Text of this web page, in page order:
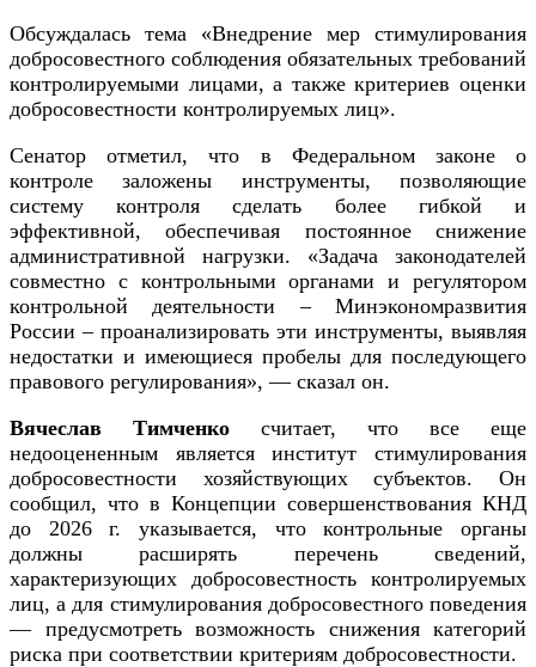
Обсуждалась тема «Внедрение мер стимулирования
добросовестного соблюдения обязательных требований
контролируемыми лицами, а также критериев оценки
добросовестности контролируемых лиц».
Сенатор отметил, что в Федеральном законе о
контроле заложены инструменты, позволяющие
систему контроля сделать более гибкой и
эффективной, обеспечивая постоянное снижение
административной нагрузки. «Задача законодателей
совместно с контрольными органами и регулятором
контрольной деятельности – Минэкономразвития
России – проанализировать эти инструменты, выявляя
недостатки и имеющиеся пробелы для последующего
правового регулирования», — сказал он.
Вячеслав Тимченко считает, что все еще
недооцененным является институт стимулирования
добросовестности хозяйствующих субъектов. Он
сообщил, что в Концепции совершенствования КНД
до 2026 г. указывается, что контрольные органы
должны расширять перечень сведений,
характеризующих добросовестность контролируемых
лиц, а для стимулирования добросовестного поведения
— предусмотреть возможность снижения категорий
риска при соответствии критериям добросовестности.